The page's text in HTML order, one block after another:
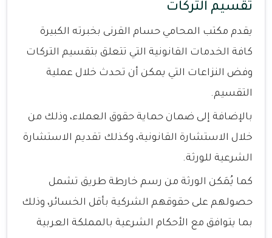
تقسيم التركات
يقدم مكتب المحامي حسام القرنى بخبرته الكبيرة
كافة الخدمات القانونية التي تتعلق بتقسيم التركات
وفض النزاعات التي يمكن أن تحدث خلال عملية
التقسيم.
بالإضافة إلى ضمان حماية حقوق العملاء، وذلك من
خلال الاستشارة القانونية، وكذلك تقديم الاستشارة
الشرعية للورثة.
كما يُمَكن الورثة من رسم خارطة طريق تشمل
حصولهم على حقوقهم الشركية بأقل الخسائر، وذلك
بما يتوافق مع الأحكام الشرعية بالمملكة العربية